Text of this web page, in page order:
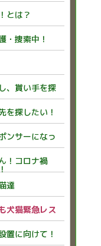
とは？
・捜索中！
、貰い手を探
を探したい！
ンサーになっ
！コロナ禍
達
犬猫緊急レス
置に向けて！